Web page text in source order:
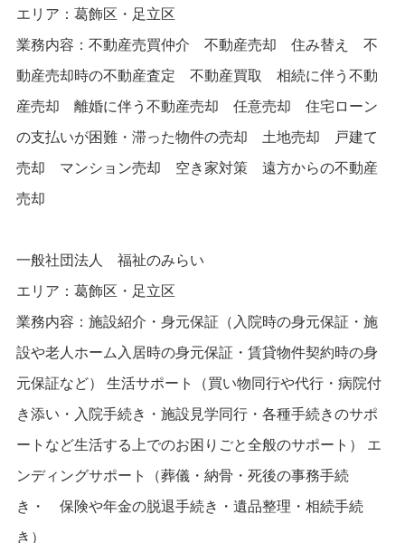
エリア：葛飾区・足立区
業務内容：不動産売買仲介 不動産売却 住み替え 不
動産売却時の不動産査定 不動産買取 相続に伴う不動
産売却 離婚に伴う不動産売却 任意売却 住宅ローン
の支払いが困難・滞った物件の売却 土地売却 戸建て
売却 マンション売却 空き家対策 遠方からの不動産
売却
一般社団法人 福祉のみらい
エリア：葛飾区・足立区
業務内容：施設紹介・身元保証（入院時の身元保証・施
設や老人ホーム入居時の身元保証・賃貸物件契約時の身
元保証など）
生活サポート（買い物同行や代行・病院付
き添い・入院手続き・施設見学同行・各種手続きのサポ
ートなど生活する上でのお困りごと全般のサポート）
エ
ンディングサポート（葬儀・納骨・死後の事務手続
き・ 保険や年金の脱退手続き・遺品整理・相続手続
き）